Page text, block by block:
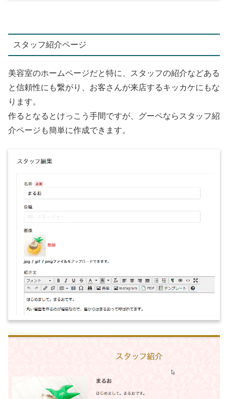
スタッフ紹介ページ
美容室のホームページだと特に、スタッフの紹介などある
と信頼性にも繋がり、お客さんが来店するキッカケにもな
ります。
作るとなるとけっこう手間ですが、グーペならスタッフ紹
介ページも簡単に作成できます。